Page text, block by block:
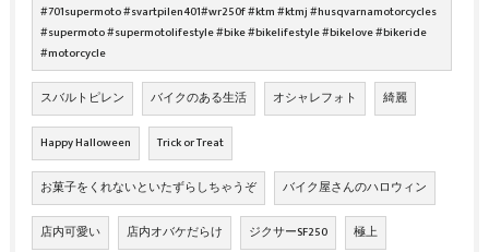
#701supermoto #svartpilen401#wr250f #ktm #ktmj #husqvarnamotorcycles
#supermoto #supermotolifestyle #bike #bikelifestyle #bikelove #bikeride
#motorcycle
スバルトピレン バイクのある生活 オシャレフォト 綺麗
Happy Halloween Trick or Treat
お菓子をくれないといたずらしちゃうぞ バイク屋さんのハロウィン
店内可愛い 店内オバケだらけ ジクサーSF250 極上